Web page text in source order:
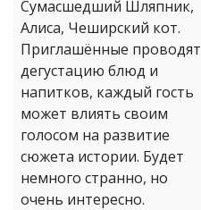
Сумасшедший Шляпник,
Алиса, Чеширский кот.
Приглашённые проводят
дегустацию блюд и
напитков, каждый гость
может влиять своим
голосом на развитие
сюжета истории. Будет
немного странно, но
очень интересно.